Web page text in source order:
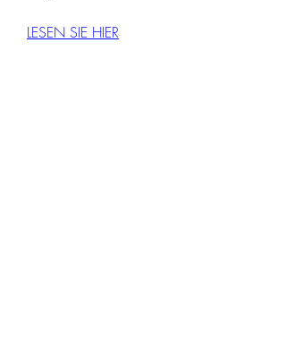
LESEN SIE HIER